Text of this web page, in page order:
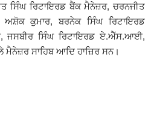
ਸਿੰਘ ਰਿਟਾਇਰਡ ਬੈਂਕ ਮੈਨੇਜ਼ਰ, ਚਰਨਜੀਤ
ਅਸ਼ੋਕ ਕੁਮਾਰ, ਬਰਨੇਕ ਸਿੰਘ ਰਿਟਾਇਰਡ
ਜਸਬੀਰ ਸਿੰਘ ਰਿਟਾਇਰਡ ਏ.ਐੱਸ.ਆਈ,
ਸਾਹਿਬ ਆਦਿ ਹਾਜ਼ਿਰ ਸਨ।